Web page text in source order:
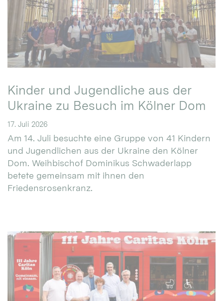
Kinder und Jugendliche aus der
Ukraine zu Besuch im Kölner Dom
17. Juli 2026
Am 14. Juli besuchte eine Gruppe von 41 Kindern
und Jugendlichen aus der Ukraine den Kölner
Dom. Weihbischof Dominikus Schwaderlapp
betete gemeinsam mit ihnen den
Friedensrosenkranz.